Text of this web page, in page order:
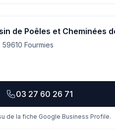
de Poêles et Cheminées
Fourmies
03 27 60 26 71
de la fiche Google Business Profile.